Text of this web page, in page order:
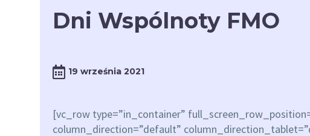
Dni Wspólnoty FMO
19 września 2021
[vc_row type=”in_container”
column_direction=”default”